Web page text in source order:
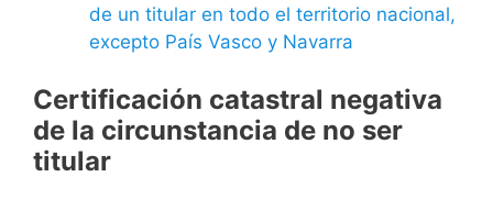
de un titular en todo el territorio nacional,
excepto País Vasco y Navarra
Certificación catastral negativa
de la circunstancia de no ser
titular